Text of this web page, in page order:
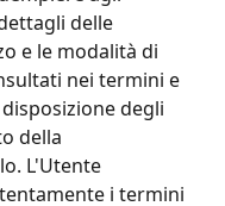
delle
e le modalità di
nei termini e
degli
della
L'Utente
i termini